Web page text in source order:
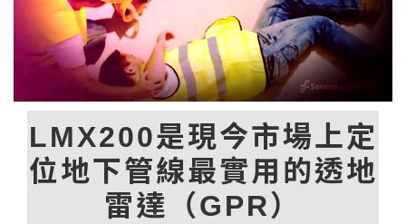
LMX200是現今市場上定
位地下管線最實用的透地
雷達（GPR）